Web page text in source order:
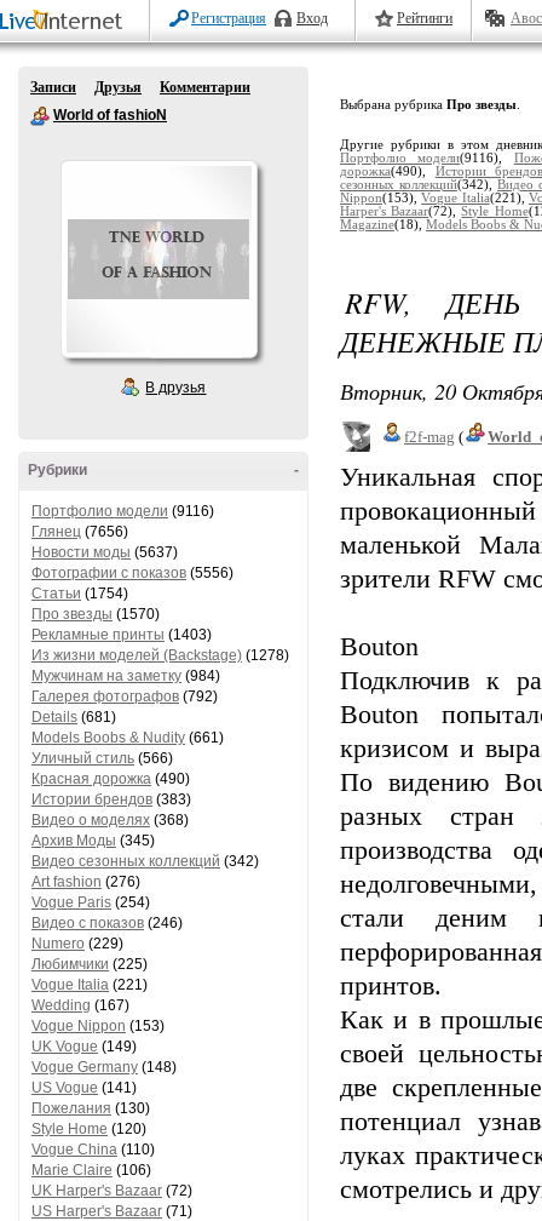
Регистрация Вход Рейтинги
Записи Друзья
Комментарии
World of fashioN
В друзья
-
Рубрики
Портфолио модели (9116)
Глянец (7656)
Новости моды (5637)
Фотографии с показов (5556)
Статьи (1754)
Про звезды (1570)
Рекламные принты (1403)
Из жизни моделей (Backstage) (1278)
Мужчинам на заметку (984)
Галерея фотографов (792)
Details (681)
Models Boobs & Nudity (661)
Уличный стиль (566)
Красная дорожка (490)
Истории брендов (383)
Видео о моделях (368)
Архив Моды (345)
Видео сезонных коллекций (342)
Art fashion (276)
Vogue Paris (254)
Видео с показов (246)
Numero (229)
Любимчики (225)
Vogue Italia (221)
Wedding (167)
Vogue Nippon (153)
UK Vogue (149)
Vogue Germany (148)
US Vogue (141)
Пожелания (130)
Style Home (120)
Vogue China (110)
Marie Claire (106)
UK Harper's Bazaar (72)
US Harper's Bazaar (71)
Выбрана рубрика Про звезды
Другие рубрики в этом
Портфолио модели(9116),
дорожка(490), Истории
сезонных коллекций(342), Видео
Nippon(153),Vogue Italia(221),
Harper's Bazaar(72),Style Home
Magazine(18), Models Boobs &
RFW,
ДЕНЕЖНЫЕ
Вторник, 20
f2f-mag (
Уникальная
маленькой
зрители RFW
Bouton
Подключив к
Bouton
кризисом и
По видению
разных стран
производства
стали деним
принтов.
Как и в прошлые
своей
две
потенциал
луках
смотрелись и